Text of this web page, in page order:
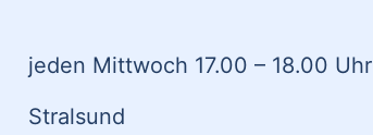
jeden Mittwoch 17.00 – 18.00 Uhr
Stralsund